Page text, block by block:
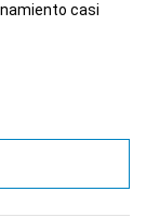
casi